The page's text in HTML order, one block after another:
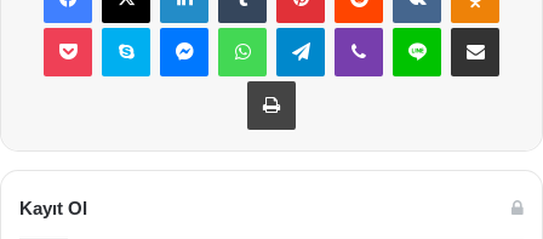
Pocket Skype MessengerWhatsAppTelegramViber Line E-Posta ile
Yazdır
Kayıt Ol